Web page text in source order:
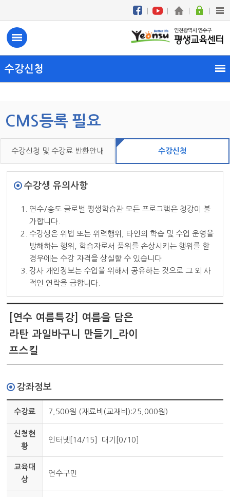
CMS등록 필요
수강신청
수강신청 및 수강료 반환안내 수강신청
수강생 유의사항
1. 연수/송도 글로벌 평생학습관 모든 프로그램은 청강이 불
가합니다.
2. 수강생은 위법 또는 위력행위, 타인의 학습 및 수업 운영을
방해하는 행위, 학습자로서 품위를 손상시키는 행위를 할
경우에는 수강 자격을 상실할 수 있습니다.
3. 강사 개인정보는 수업을 위해서 공유하는 것으로 그 외 사
적인 연락을 금합니다.
[연수 여름특강] 여름을 담은
라탄 과일바구니 만들기
_라이
프스킬
강좌정보
수강료 7,500원 (재료비(교재비):25,000원)
신청현
황
인터넷[14/15] 대기[0/10]
교육대
상
연수구민